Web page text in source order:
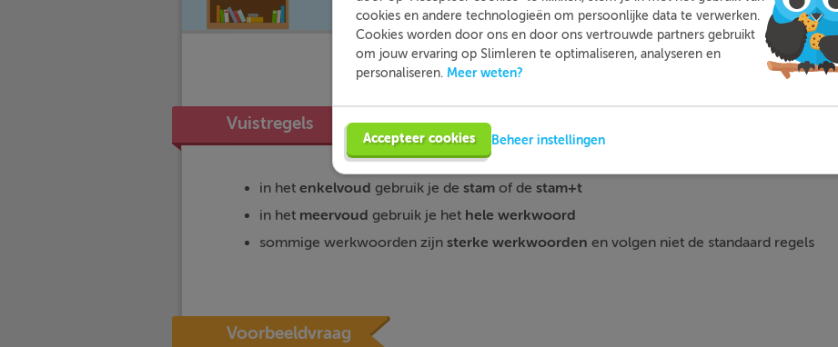
Vuistregels
in het enkelvoud gebruik je de stamof de stam+t
in het meervoud gebruik je het hele werkwoord
sommige werkwoorden zijn sterke werkwoorden en volgen niet de standaard regels
Voorbeeldvraag
cookies en andere technologieën om persoonlijke data te verwerken.
Cookies worden door ons en door ons vertrouwde partners gebruikt
om jouw ervaring op Slimleren te optimaliseren, analyseren en
personaliseren. Meer weten?
Accepteer cookies Beheer instellingen